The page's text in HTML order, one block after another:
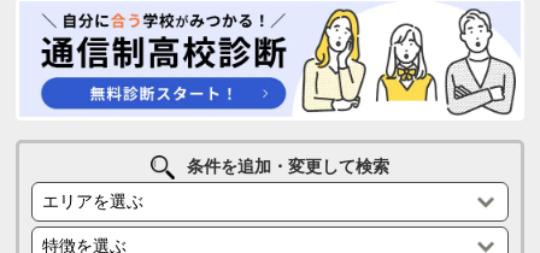
条件を追加・変更して検索